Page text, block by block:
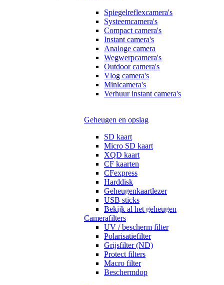
Spiegelreflexcamera's
Systeemcamera's
Compact camera's
Instant camera's
Analoge camera
Wegwerpcamera's
Outdoor camera's
Vlog camera's
Minicamera's
Verhuur instant camera's
Geheugen en opslag
SD kaart
Micro SD kaart
XQD kaart
CF kaarten
CFexpress
Harddisk
Geheugenkaartlezer
USB sticks
Bekijk al het geheugen
Camerafilters
UV / bescherm filter
Polarisatiefilter
Grijsfilter (ND)
Protect filters
Macro filter
Beschermdop